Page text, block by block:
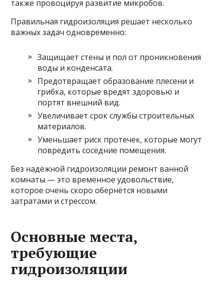
также провоцируя развитие микробов.
Правильная гидроизоляция решает несколько
важных задач одновременно:
Защищает стены и пол от проникновения
воды и конденсата.
Предотвращает образование плесени и
грибка, которые вредят здоровью и
портят внешний вид.
Увеличивает срок службы строительных
материалов.
Уменьшает риск протечек, которые могут
повредить соседние помещения.
Без надёжной гидроизоляции ремонт ванной
комнаты — это временное удовольствие,
которое очень скоро обернётся новыми
затратами и стрессом.
Основные места,
требующие
гидроизоляции